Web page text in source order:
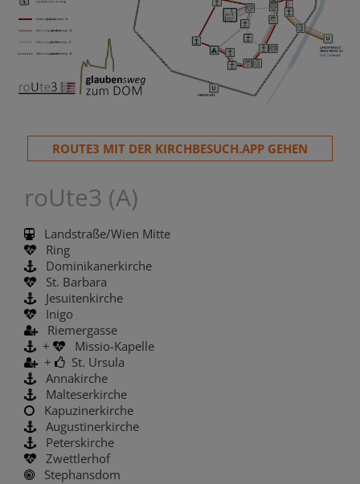
ROUTE3 MIT DER KIRCHBESUCH.APP GEHEN
roUte3 (A)
Landstraße/Wien Mitte
Ring
Dominikanerkirche
St. Barbara
Jesuitenkirche
Inigo
Riemergasse
+
Missio-Kapelle
+
St. Ursula
Annakirche
Malteserkirche
Kapuzinerkirche
Augustinerkirche
Peterskirche
Zwettlerhof
Stephansdom